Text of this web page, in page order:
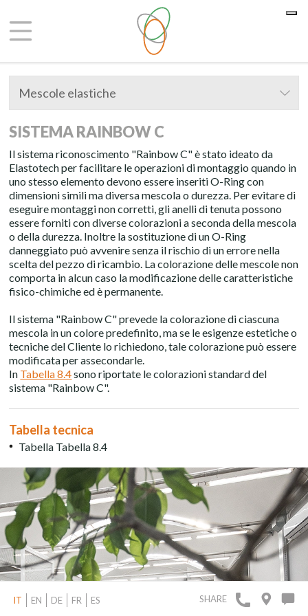
Mescole elastiche
SISTEMA RAINBOW C
Il sistema riconoscimento "Rainbow C" è stato ideato da
Elastotech per facilitare le operazioni di montaggio quando in
uno stesso elemento devono essere inseriti O-Ring con
dimensioni simili ma diversa mescola o durezza. Per evitare di
eseguire montaggi non corretti, gli anelli di tenuta possono
essere forniti con diverse colorazioni a seconda della mescola
o della durezza. Inoltre la sostituzione di un O-Ring
danneggiato può avvenire senza il rischio di un errore nella
scelta del pezzo di ricambio. La colorazione delle mescole non
comporta in alcun caso la modificazione delle caratteristiche
fisico-chimiche ed è permanente.
Il sistema "Rainbow C" prevede la colorazione di ciascuna
mescola in un colore predefinito, ma se le esigenze estetiche o
tecniche del Cliente lo richiedono, tale colorazione può essere
modificata per assecondarle.
In Tabella 8.4sono riportate le colorazioni standard del
sistema "Rainbow C".
Tabella tecnica
Tabella Tabella 8.4
IT EN DE FR ES SHARE
Informativa sulla raccolta
Le tue preferenze relative alla privacy